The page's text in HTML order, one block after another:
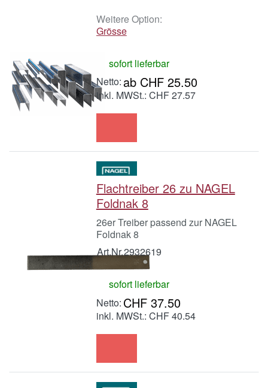
Weitere Option:
Grösse
sofort lieferbar
ab CHF 25.50
inkl. MWSt.: CHF 27.57
Flachtreiber 26 zu NAGEL
Foldnak 8
26er Treiber passend zur NAGEL
Foldnak 8
Art.Nr.2932619
sofort lieferbar
CHF 37.50
inkl. MWSt.: CHF 40.54